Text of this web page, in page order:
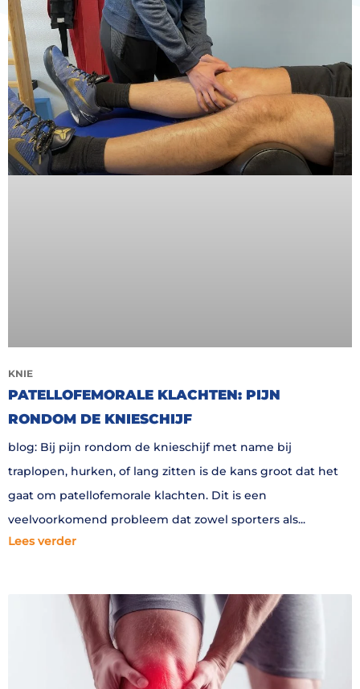
KNIE
PATELLOFEMORALE KLACHTEN: PIJN
RONDOM DE KNIESCHIJF
blog: Bij pijn rondom de knieschijf met name bij
traplopen, hurken, of lang zitten is de kans groot dat het
gaat om patellofemorale klachten. Dit is een
veelvoorkomend probleem dat zowel sporters als
Lees verder